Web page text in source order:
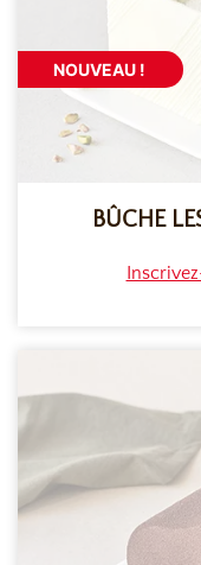
NOUVEAU !
BÛCHE